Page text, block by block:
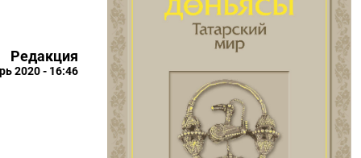
Редакция
2020 - 16:46